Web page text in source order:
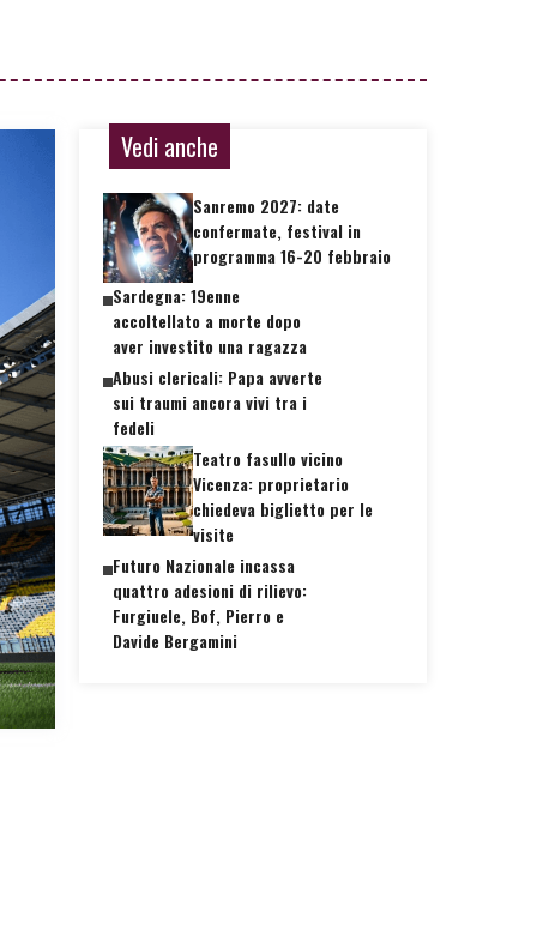
Vedi anche
Sanremo 2027: date
confermate, festival in
programma 16-20 febbraio
Sardegna: 19enne
accoltellato a morte dopo
aver investito una ragazza
Abusi clericali: Papa avverte
sui traumi ancora vivi tra i
fedeli
Teatro fasullo vicino
Vicenza: proprietario
chiedeva biglietto per le
visite
Futuro Nazionale incassa
quattro adesioni di rilievo:
Furgiuele, Bof, Pierro e
Davide Bergamini